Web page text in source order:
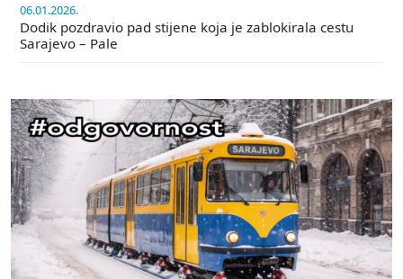
06.01.2026.
Dodik pozdravio pad stijene koja je zablokirala cestu
Sarajevo – Pale